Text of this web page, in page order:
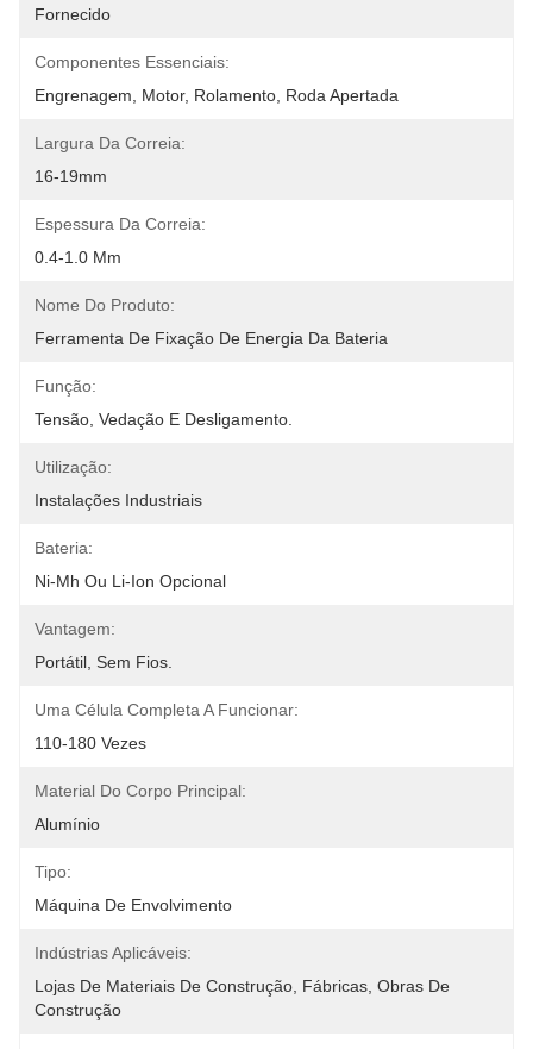
Fornecido
Componentes Essenciais:
Engrenagem, Motor, Rolamento, Roda Apertada
Largura Da Correia:
16-19mm
Espessura Da Correia:
0.4-1.0 Mm
Nome Do Produto:
Ferramenta De Fixação De Energia Da Bateria
Função:
Tensão, Vedação E Desligamento.
Utilização:
Instalações Industriais
Bateria:
Ni-Mh Ou Li-Ion Opcional
Vantagem:
Portátil, Sem Fios.
Uma Célula Completa A Funcionar:
110-180 Vezes
Material Do Corpo Principal:
Alumínio
Tipo:
Máquina De Envolvimento
Indústrias Aplicáveis:
Lojas De Materiais De Construção, Fábricas, Obras De
Construção